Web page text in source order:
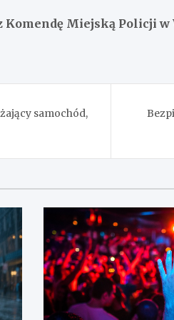
Miejską Policji w
samochód,